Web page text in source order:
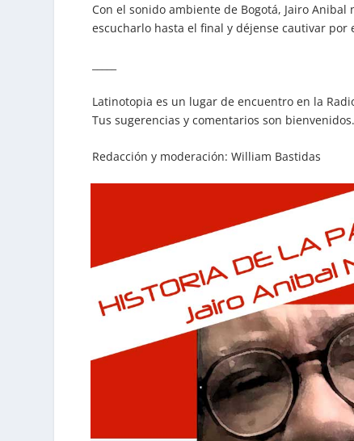
Con el sonido ambiente de Bogotá, Jairo
escucharlo hasta el final y déjense cautivar por
Latinotopia es un lugar de encuentro en la
Tus sugerencias y comentarios son
Redacción y moderación: William Bastidas